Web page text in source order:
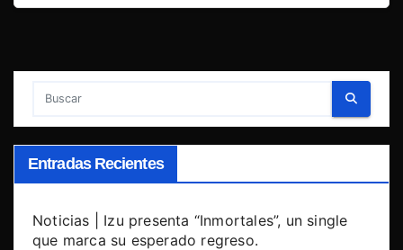
Entradas Recientes
Noticias | Izu presenta “Inmortales”, un single
que marca su esperado regreso.